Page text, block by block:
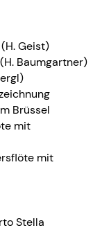
Geist)
Baumgartner)
Brüssel
mit
mit
Stella